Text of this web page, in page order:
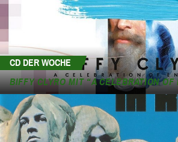
CD DER WOCHE
BIFFY CLYRO MIT “A CELEBRATION OF